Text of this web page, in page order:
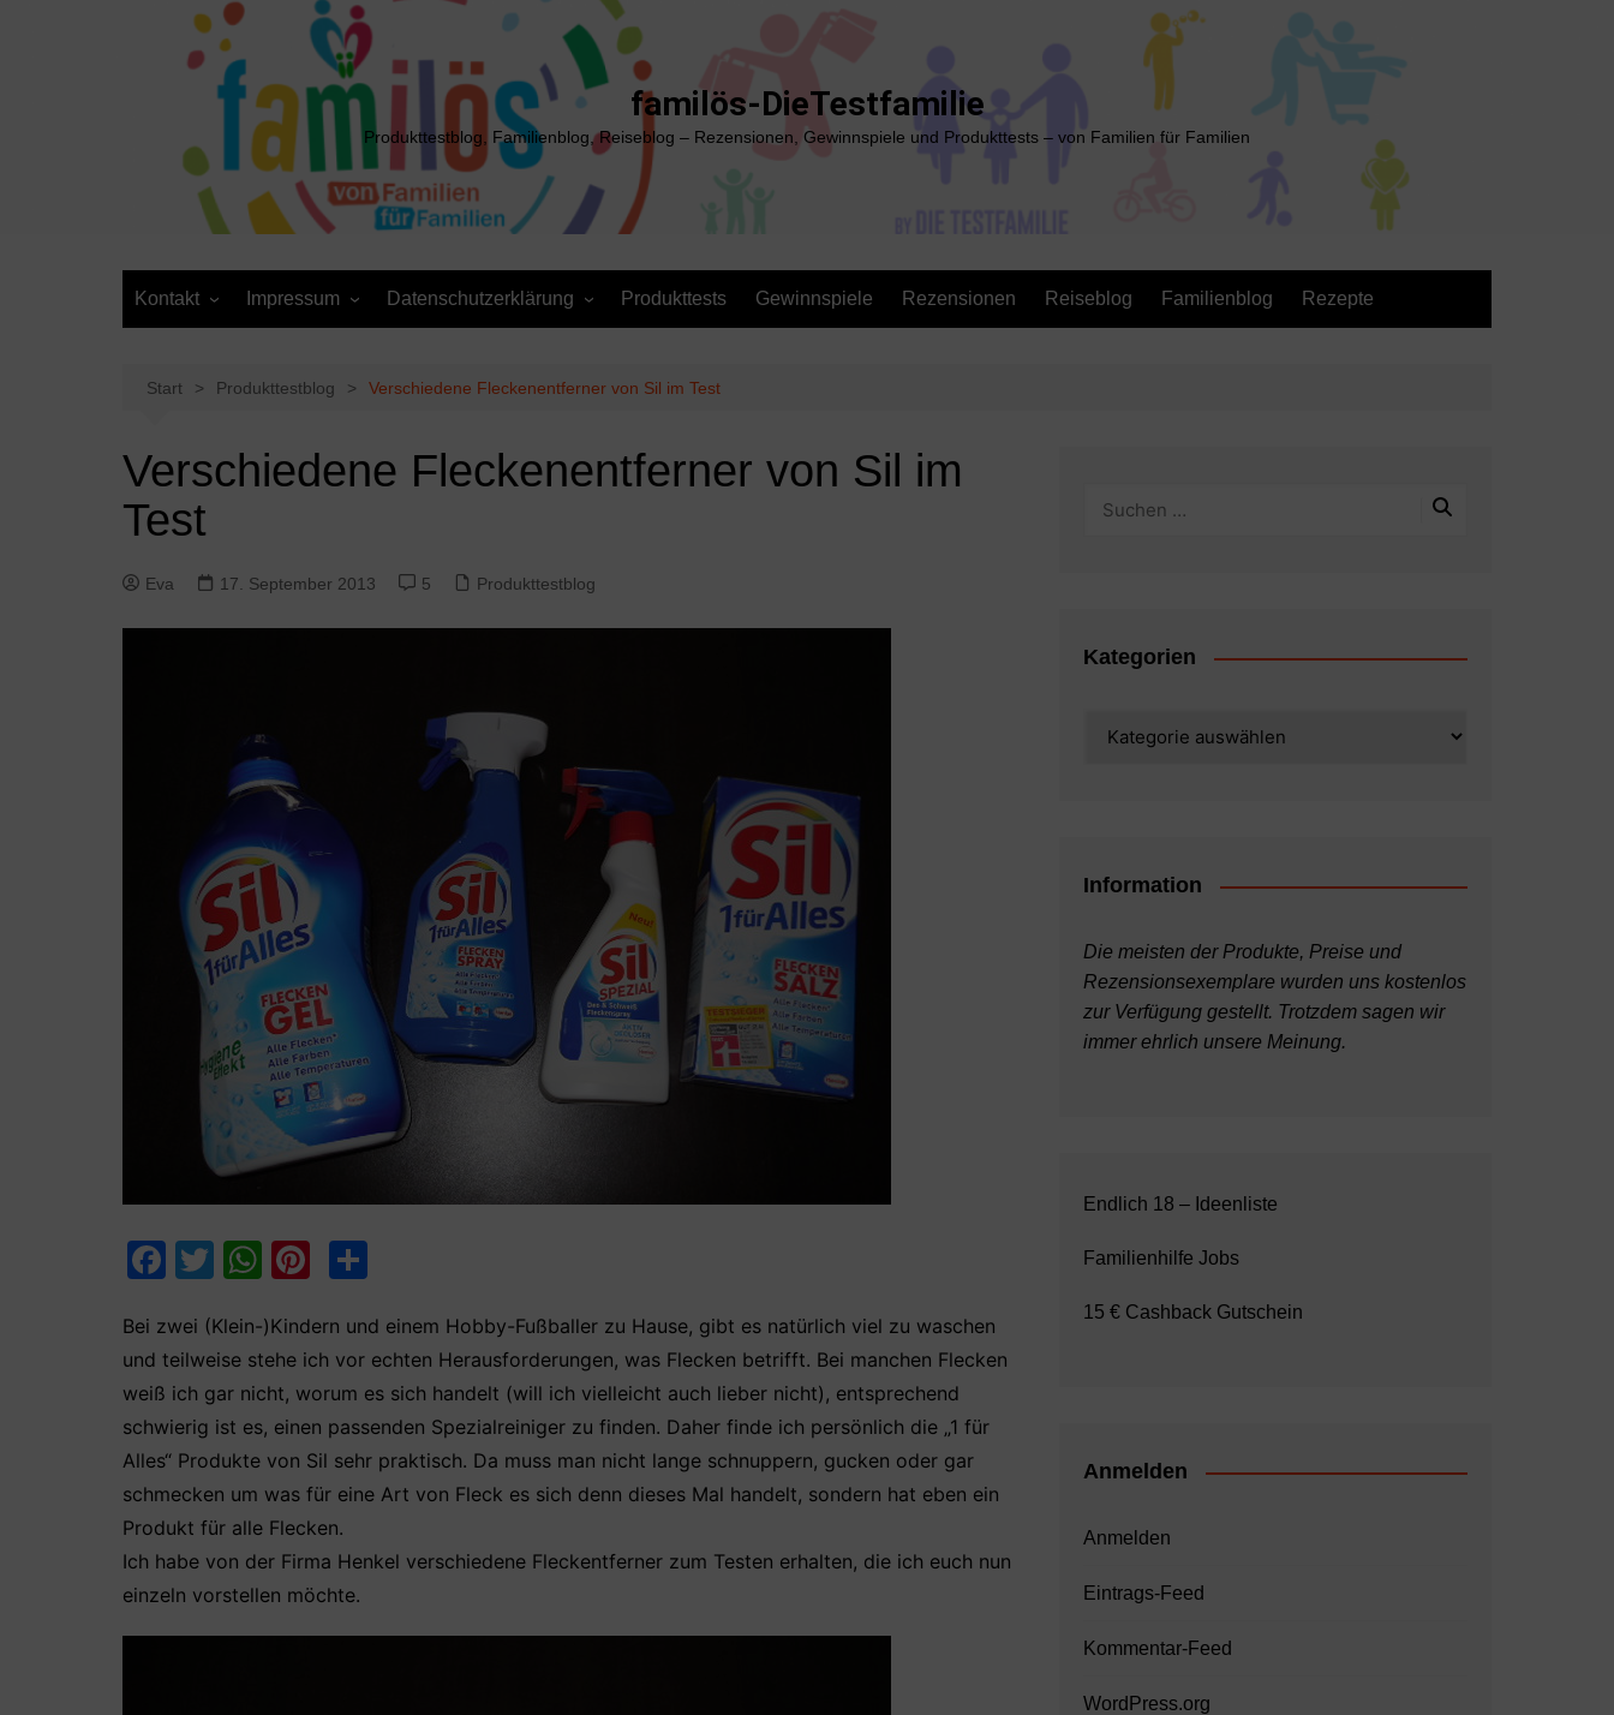
familös-DieTestfamilie
Produkttestblog, Familienblog, Reiseblog – Rezensionen, Gewinnspiele und Produkttests – von Familien für Familien
Kontakt Impressum Datenschutzerklärung Produkttests Gewinnspiele Rezensionen Reiseblog Familienblog Rezepte
Start Produkttestblog Verschiedene Fleckenentferner von Sil im Test
Verschiedene Fleckenentferner von Sil im
Test
Eva 17. September 2013 5 Produkttestblog
F
c
e
b
o
o
k
T
itt
er
W
at
s
A
p
p
Pi
er
e
st
le
n
Bei zwei (Klein-)Kindern und einem Hobby-Fußballer zu Hause, gibt es natürlich viel zu waschen
und teilweise stehe ich vor echten Herausforderungen, was Flecken betrifft. Bei manchen Flecken
weiß ich gar nicht, worum es sich handelt (will ich vielleicht auch lieber nicht), entsprechend
schwierig ist es, einen passenden Spezialreiniger zu finden. Daher finde ich persönlich die „1 für
Alles“ Produkte von Sil sehr praktisch. Da muss man nicht lange schnuppern, gucken oder gar
schmecken um was für eine Art von Fleck es sich denn dieses Mal handelt, sondern hat eben ein
Produkt für alle Flecken.
Ich habe von der Firma Henkel verschiedene Fleckentferner zum Testen erhalten, die ich euch nun
einzeln vorstellen möchte.
Kategorien
Information
Die meisten der Produkte, Preise und
Rezensionsexemplare wurden uns kostenlos
zur Verfügung gestellt. Trotzdem sagen wir
immer ehrlich unsere Meinung.
Endlich 18 – Ideenliste
Familienhilfe Jobs
15 € Cashback Gutschein
Anmelden
Anmelden
Eintrags-Feed
Kommentar-Feed
WordPress.org